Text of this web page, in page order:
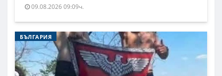
09.08.2026 09:09ч.
БЪЛГАРИЯ